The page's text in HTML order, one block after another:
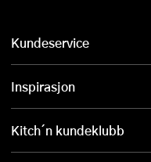
Kundeservice
Inspirasjon
Kitch´n kundeklubb